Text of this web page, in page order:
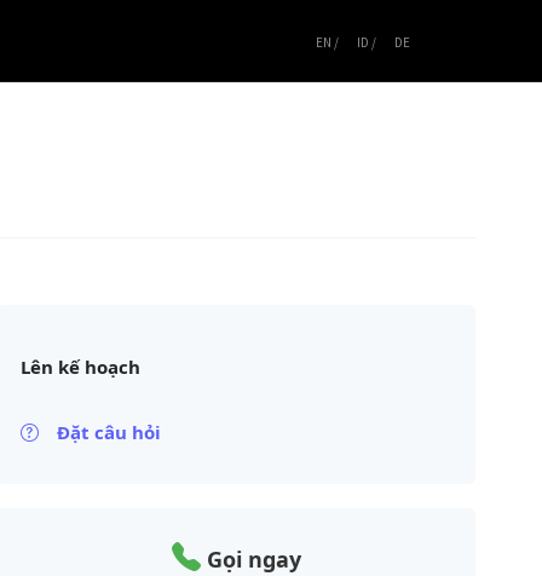
EN / ID / DE
Lên kế hoạch
Đặt câu hỏi
Gọi ngay